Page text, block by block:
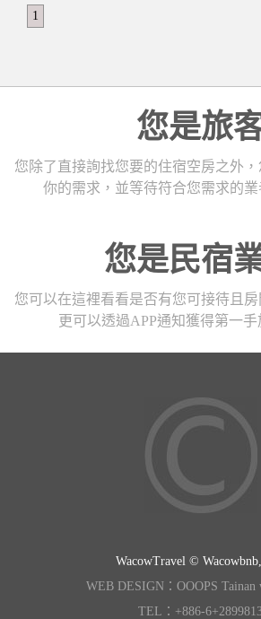
1
您是旅
您除了直接詢找您要的住宿空房之外
你的需求，並等待符合您需求的
您是民宿
您可以在這裡看看是否有您可接待且房
更可以透過APP通知獲得第一
WacowTravel ©
WEB DESIGN：OOOPS Tainan
TEL：+886-